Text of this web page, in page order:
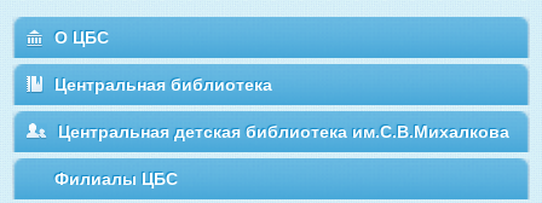
О ЦБС
Центральная библиотека
Центральная детская библиотека им.С.В.Михалкова
Филиалы ЦБС